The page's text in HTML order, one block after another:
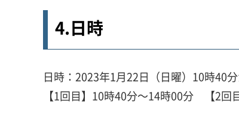
4.日時
日時：2023年1月22日（日曜）10時40
【1回目】10時40分～14時00分 【2回